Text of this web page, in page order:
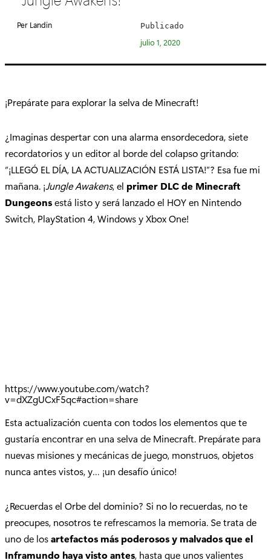
í
:
Per Landin Publicado
julio 1, 2020
¡Prepárate para explorar la selva de Minecraft!
¿Imaginas despertar con una alarma ensordecedora, siete
recordatorios y un editor al borde del colapso gritando:
“¡LLEGÓ EL DÍA, LA ACTUALIZACIÓN ESTÁ LISTA!”? Esa fue mi
mañana. ¡Jungle Awakens, el primer DLC de Minecraft
Dungeonsestá listo y será lanzado el HOY en Nintendo
Switch, PlayStation 4, Windows y Xbox One!
https://www.youtube.com/watch?
v=dXZgUCxF5qc#action=share
Esta actualización cuenta con todos los elementos que te
gustaría encontrar en una selva de Minecraft. Prepárate para
nuevas misiones y mecánicas de juego, monstruos, objetos
nunca antes vistos, y… ¡un desafío único!
¿Recuerdas el Orbe del dominio? Si no lo recuerdas, no te
preocupes, nosotros te refrescamos la memoria. Se trata de
uno de losartefactos más poderosos y malvados que el
Inframundo haya visto antes, hasta que unos valientes